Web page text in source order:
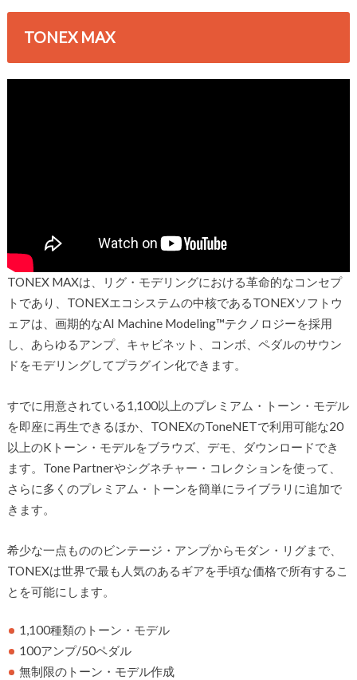
TONEX MAX
TONEX MAXは、リグ・モデリングにおける革命的なコンセプ
トであり、TONEXエコシステムの中核であるTONEXソフトウ
ェアは、画期的なAI Machine Modeling™テクノロジーを採用
し、あらゆるアンプ、キャビネット、コンボ、ペダルのサウン
ドをモデリングしてプラグイン化できます。
すでに用意されている1,100以上のプレミアム・トーン・モデル
を即座に再生できるほか、TONEXのToneNETで利用可能な20
以上のKトーン・モデルをブラウズ、デモ、ダウンロードでき
ます。Tone Partnerやシグネチャー・コレクションを使って、
さらに多くのプレミアム・トーンを簡単にライブラリに追加で
きます。
希少な一点もののビンテージ・アンプからモダン・リグまで、
TONEXは世界で最も人気のあるギアを手頃な価格で所有するこ
とを可能にします。
1,100種類のトーン・モデル
100アンプ/50ペダル
無制限のトーン・モデル作成